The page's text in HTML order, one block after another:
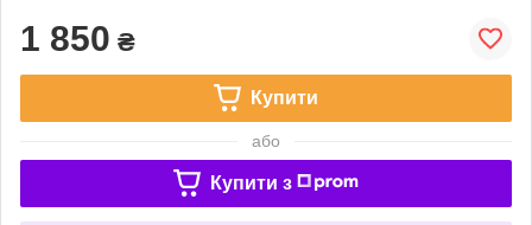
1 850 ₴
Купити
або
Купити з